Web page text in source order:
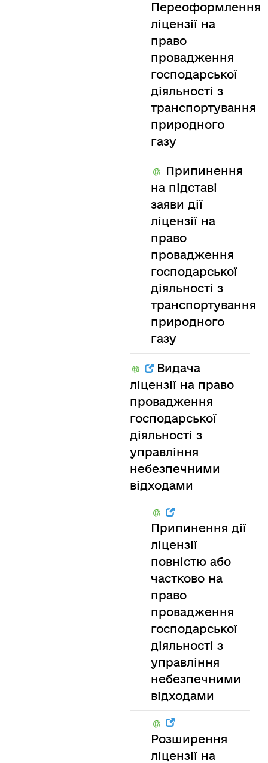
Переоформлення
ліцензії на
право
провадження
господарської
діяльності з
транспортування
природного
газу
Припинення
на підставі
заяви дії
ліцензії на
право
провадження
господарської
діяльності з
транспортування
природного
газу
Видача
ліцензії на право
провадження
господарської
діяльності з
управління
небезпечними
відходами
Припинення дії
ліцензії
повністю або
частково на
право
провадження
господарської
діяльності з
управління
небезпечними
відходами
Розширення
ліцензії на